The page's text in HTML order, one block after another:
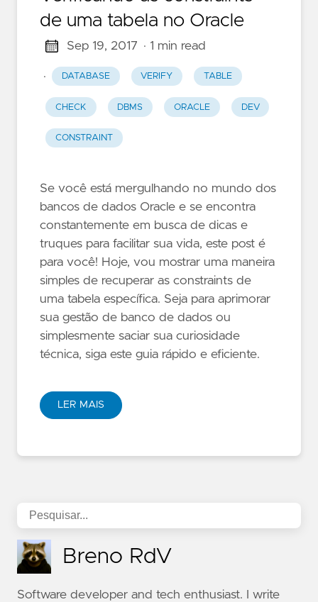
de uma tabela no Oracle
Sep 19, 2017 · 1 min read
· DATABASE VERIFY TABLE
CHECK DBMS ORACLE DEV
CONSTRAINT
Se você está mergulhando no mundo dos
bancos de dados Oracle e se encontra
constantemente em busca de dicas e
truques para facilitar sua vida, este post é
para você! Hoje, vou mostrar uma maneira
simples de recuperar as constraints de
uma tabela específica. Seja para aprimorar
sua gestão de banco de dados ou
simplesmente saciar sua curiosidade
técnica, siga este guia rápido e eficiente.
LER MAIS
Breno RdV
Software developer and tech enthusiast. I write